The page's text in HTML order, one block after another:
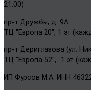
21:00)
пр-т Дружбы, д. 9А
ТЦ "Европа 20", 1 эт
пр-т Дериглазова (ул.
ТЦ "Европа-52", -1 эт
ИП Фурсов М.А. ИНН